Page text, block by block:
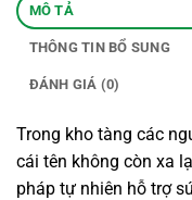
MÔ TẢ
THÔNG TIN BỔ SUNG
ĐÁNH GIÁ (0)
Trong kho tàng các
cái tên không còn xa
pháp tự nhiên hỗ trợ